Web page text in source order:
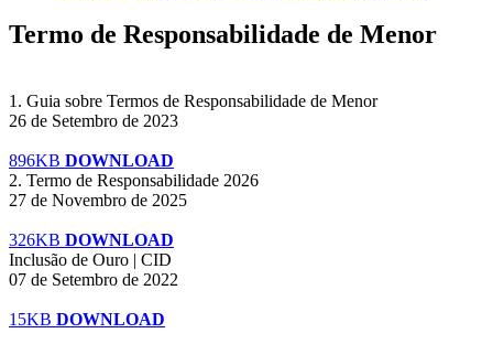
Termo de Responsabilidade de Menor
1. Guia sobre Termos de Responsabilidade de Menor
26 de Setembro de 2023
896KB DOWNLOAD
2. Termo de Responsabilidade 2026
27 de Novembro de 2025
326KB DOWNLOAD
Inclusão de Ouro | CID
07 de Setembro de 2022
15KB DOWNLOAD